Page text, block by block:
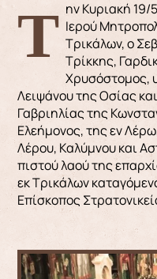
Την Κυριακή 19/5/2024, στα προπύλαια του Ιερού
Τρικάλων, ο
Τρίκκης,
Χρυσόστομος,
Λειψάνου της Οσίας
Γαβριηλίας της
Ελεήμονος, της εν
Λέρου, Καλύμνου και
πιστού λαού της
εκ Τρικάλων
Επίσκοπος